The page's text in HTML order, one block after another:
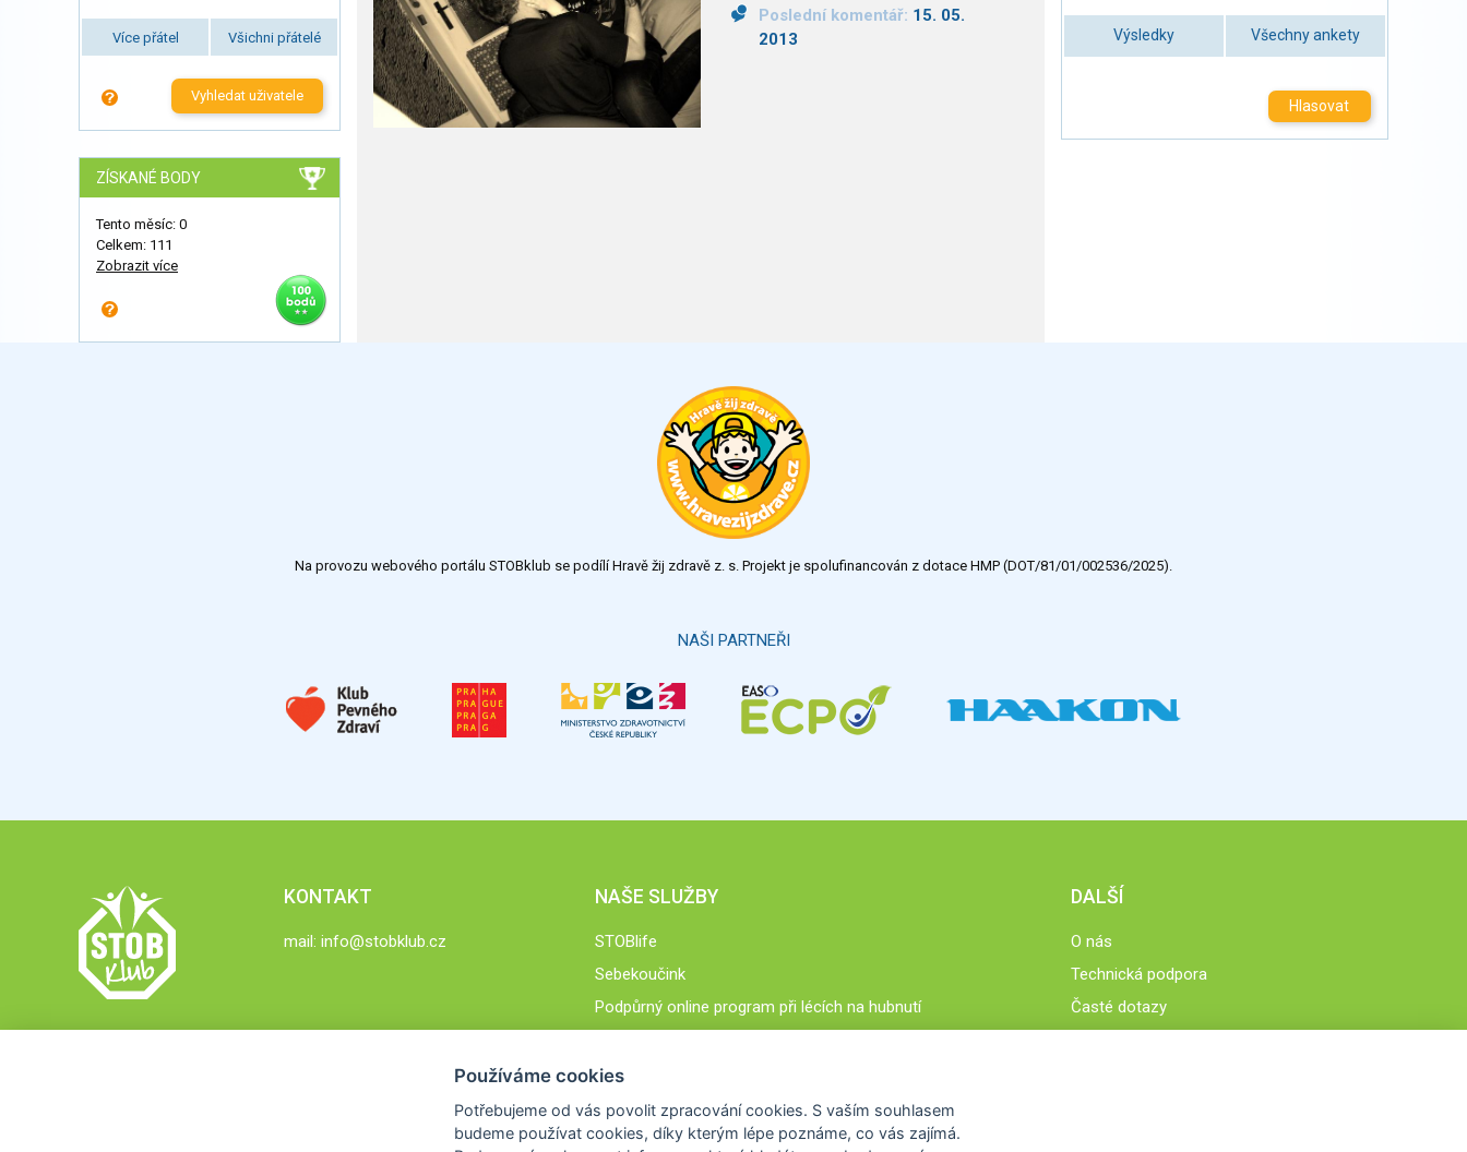
Více přátel Všichni přátelé
Vyhledat uživatele
ZÍSKANÉ BODY
Tento měsíc: 0
Celkem: 111
Zobrazit více
Poslední komentář: 15. 05.
2013
Výsledky Všechny ankety
Hlasovat
Na provozu webového portálu STOBklub se podílí Hravě žij zdravě z. s. Projekt je spolufinancován z dotace HMP (DOT/81/01/002536/2025).
NAŠI PARTNEŘI
KONTAKT
mail: info@stobklub.cz
NAŠE SLUŽBY
STOBlife
Sebekoučink
Podpůrný online program při lécích na hubnutí
DALŠÍ
O nás
Technická podpora
Časté dotazy
Používáme cookies
Potřebujeme od vás povolit zpracování cookies. S vaším souhlasem
budeme používat cookies, díky kterým lépe poznáme, co vás zajímá.